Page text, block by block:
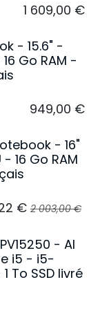
1 609,00 €
- 15.6" -
Go RAM -
949,00 €
- 16"
16 Go RAM
€ 2 003,00€
- AI
i5 - i5-
To SSD livré